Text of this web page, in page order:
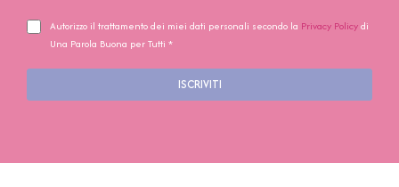
Autorizzo il trattamento dei miei dati personali secondo la Privacy Policydi
Una Parola Buona per Tutti *
ISCRIVITI